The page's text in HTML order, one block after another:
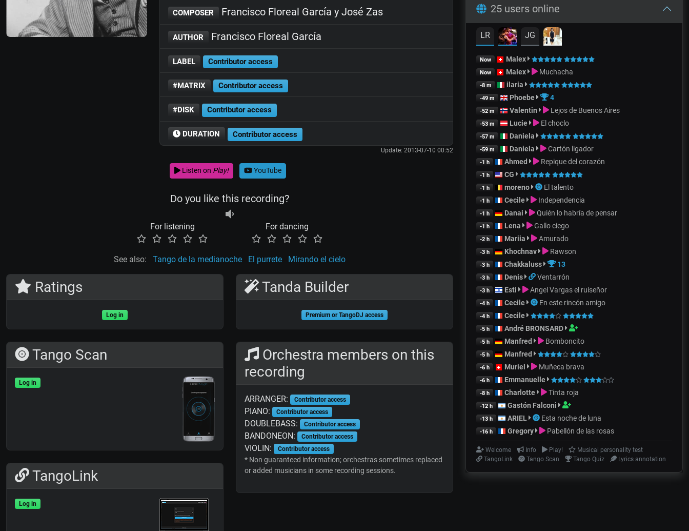
COMPOSER Francisco Floreal García y José Zas
AUTHOR Francisco Floreal García
LABEL Contributor access
#MATRIX Contributor access
#DISK Contributor access
DURATION Contributor access
Update: 2013-07-10 00:52
Listen on Play! YouTube
Do you like this recording?
For listening For dancing
See also: Tango de la medianoche El purrete Mirando el cielo
Ratings
Log in
Tango Scan
Log in
TangoLink
Log in
Tanda Builder
Premium or TangoDJ access
Orchestra members on this
recording
ARRANGER: Contributor access
PIANO: Contributor access
DOUBLEBASS: Contributor access
BANDONEON: Contributor access
VIOLIN: Contributor access
* Non guaranteed information; orchestras sometimes replaced
or added musicians in some recording sessions.
25 users online
LR JG
Now Malex
Now Malex Muchacha
-8 m ilaria
-49 m Phoebe 4
-52 m Valentin Lejos de Buenos Aires
-53 m Lucie El choclo
-57 m Daniela
-59 m Daniela Cartón ligador
-1 h Ahmed Repique del corazón
-1 h CG
-1 h moreno El talento
-1 h Cecile Independencia
-1 h Danai Quién lo habría de pensar
-1 h Lena Gallo ciego
-2 h Mariia Amurado
-3 h Khochnav Rawson
-3 h Chakkaluss 13
-3 h Denis Ventarrón
-3 h Esti Angel Vargas el ruiseñor
-4 h Cecile En este rincón amigo
-4 h Cecile
-5 h André BRONSARD
-5 h Manfred Bomboncito
-5 h Manfred
-6 h Muriel Muñeca brava
-6 h Emmanuelle
-8 h Charlotte Tinta roja
-12 h Gastón Falconi
-13 h ARIEL Esta noche de luna
-16 h Gregory Pabellón de las rosas
Welcome Info Play!
Musical personality test
TangoLink
Tango Scan Tango Quiz Lyrics annotation